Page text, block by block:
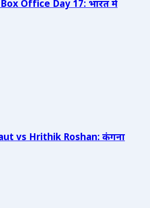
Office Day 17: भारत में
vs Hrithik Roshan: कंगना